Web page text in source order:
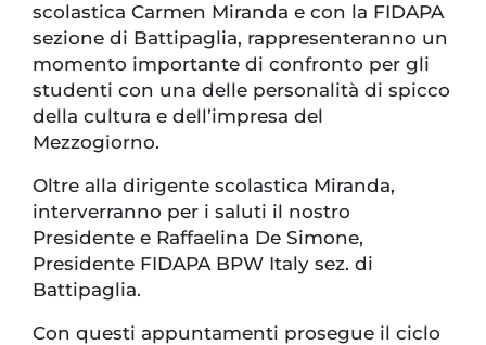
scolastica Carmen Miranda e con la FIDAPA
sezione di Battipaglia, rappresenteranno un
momento importante di confronto per gli
studenti con una delle personalità di spicco
della cultura e dell’impresa del
Mezzogiorno.
Oltre alla dirigente scolastica Miranda,
interverranno per i saluti il nostro
Presidente e Raffaelina De Simone,
Presidente FIDAPA BPW Italy sez. di
Battipaglia.
Con questi appuntamenti prosegue il ciclo